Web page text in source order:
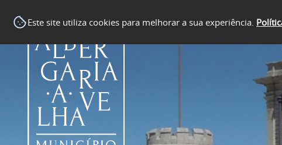
Este site utiliza cookies para melhorar a sua experiência.